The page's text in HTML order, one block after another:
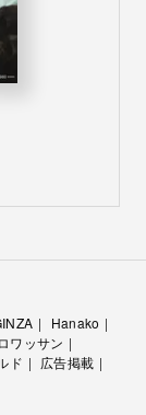
Hanako
ワッサン
ド
広告掲載